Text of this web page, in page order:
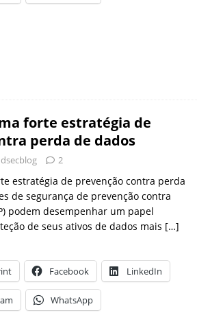
forte estratégia de
perda de dados
2
estratégia de prevenção contra perda
de segurança de prevenção contra
podem desempenhar um papel
de seus ativos de dados mais […]
Facebook LinkedIn
WhatsApp